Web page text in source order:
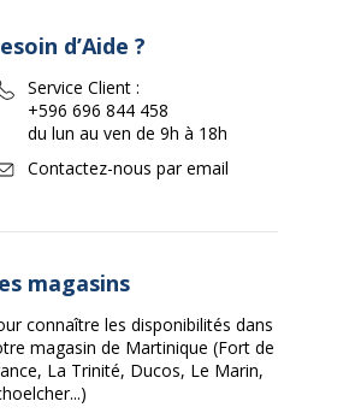
d’Aide ?
Service Client :
+596 696 844 458
du lun au ven de 9h à 18h
Contactez-nous par email
magasins
connaître les disponibilités dans
magasin de Martinique (Fort de
La Trinité, Ducos, Le Marin,